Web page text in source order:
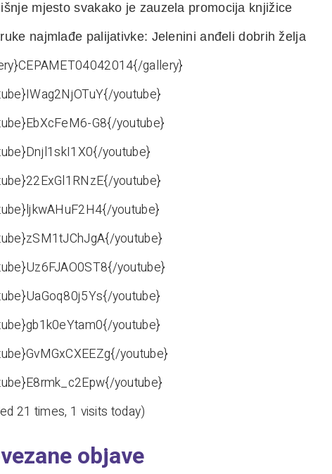
mjesto svakako je zauzela promocija knjižice
najmlađe palijativke: Jelenini anđeli dobrih želja
gallery}
youtube}
G8{/youtube}
youtube}
youtube}
youtube}
youtube}
youtube}
youtube}
youtube}
youtube}
youtube}
21 times, 1 visits today)
objave